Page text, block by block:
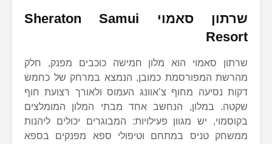
שרתון סאמוי Sheraton Samui
Resort
שרתון סאמוי הוא מלון חמישה כוכבים מפנק, חלק
מהרשת המפורסמת כמובן, הנמצא במרחק של כחמש
דקות נסיעה מחוף צ’אוונג העמוס ולאורך רצועת חוף
שקטה. במלון, הנחשב אחד מבתי המלון המומלצים
בקוסמוי, יש מגוון פעילויות: המבוגרים יכולים ליהנות
ממשחק טניס במתחם וטיפולי ספא מפנקים בספא